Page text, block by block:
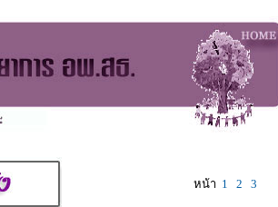
หน้า 1 2 3